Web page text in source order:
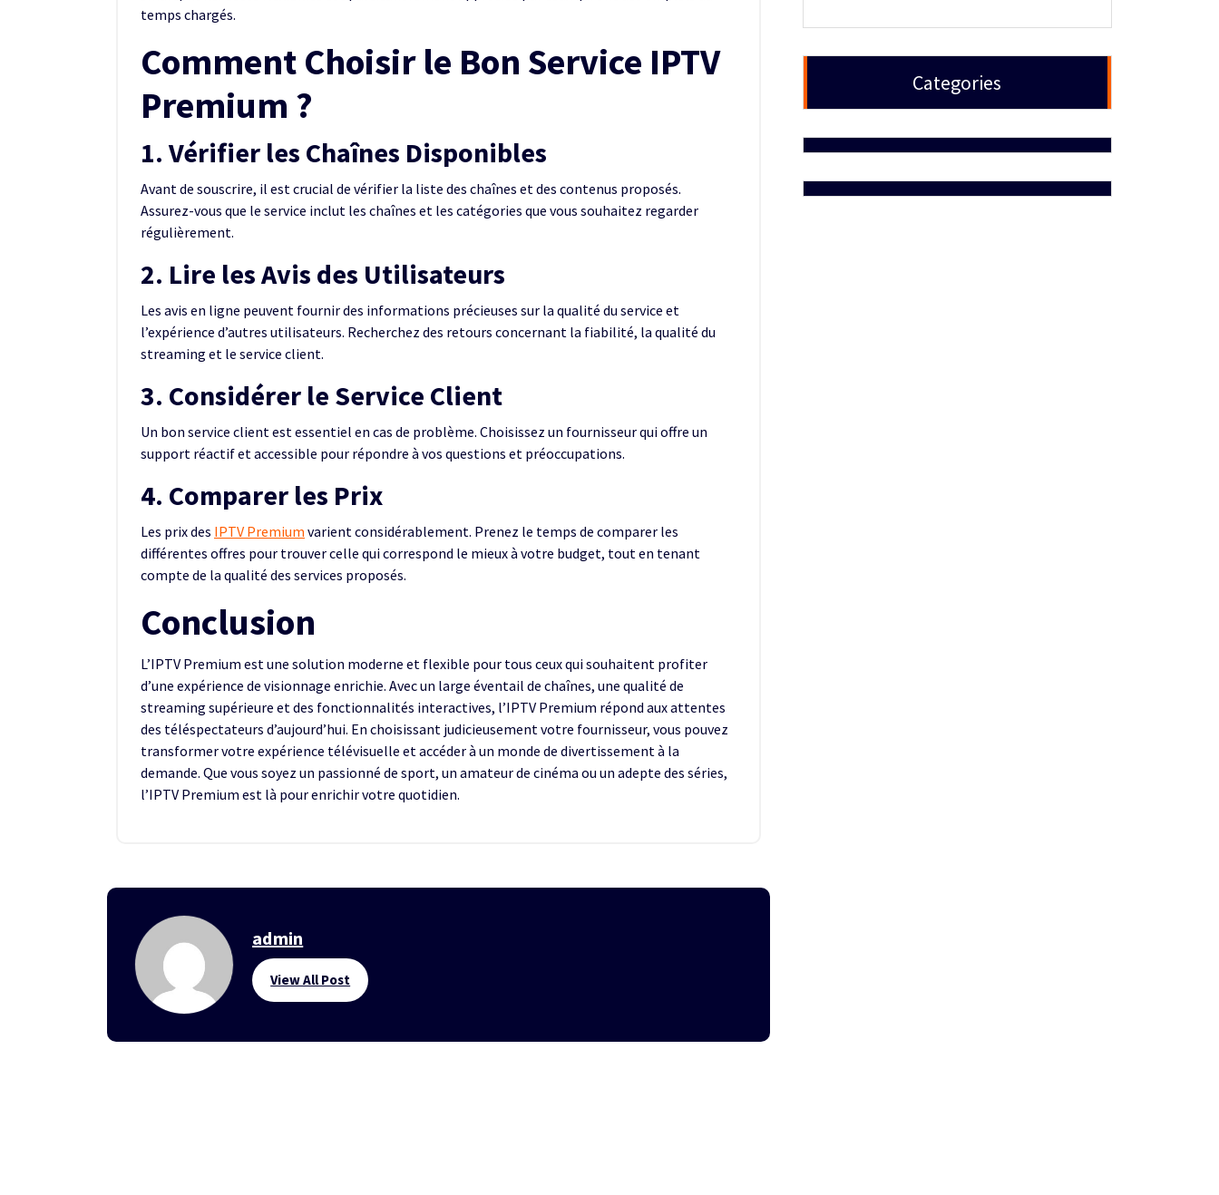
temps chargés.
Comment Choisir le Bon Service IPTV
Premium ?
1. Vérifier les Chaînes Disponibles
Avant de souscrire, il est crucial de vérifier la liste des chaînes et des contenus proposés.
Assurez-vous que le service inclut les chaînes et les catégories que vous souhaitez regarder
régulièrement.
2. Lire les Avis des Utilisateurs
Les avis en ligne peuvent fournir des informations précieuses sur la qualité du service et
l’expérience d’autres utilisateurs. Recherchez des retours concernant la fiabilité, la qualité du
streaming et le service client.
3. Considérer le Service Client
Un bon service client est essentiel en cas de problème. Choisissez un fournisseur qui offre un
support réactif et accessible pour répondre à vos questions et préoccupations.
4. Comparer les Prix
Les prix des IPTV Premium varient considérablement. Prenez le temps de comparer les
différentes offres pour trouver celle qui correspond le mieux à votre budget, tout en tenant
compte de la qualité des services proposés.
Conclusion
L’IPTV Premium est une solution moderne et flexible pour tous ceux qui souhaitent profiter
d’une expérience de visionnage enrichie. Avec un large éventail de chaînes, une qualité de
streaming supérieure et des fonctionnalités interactives, l’IPTV Premium répond aux attentes
des téléspectateurs d’aujourd’hui. En choisissant judicieusement votre fournisseur, vous pouvez
transformer votre expérience télévisuelle et accéder à un monde de divertissement à la
demande. Que vous soyez un passionné de sport, un amateur de cinéma ou un adepte des séries,
l’IPTV Premium est là pour enrichir votre quotidien.
admin
View All Post
Categories